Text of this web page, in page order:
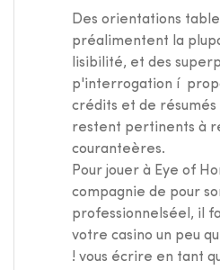
Des orientations
préalimentent la
lisibilité, et des
p'interrogation í
crédits et de
restent pertinents à
couranteères.
Pour jouer à Eye of
compagnie de pour
professionnelséel, il
votre casino un peu
! vous écrire en tant